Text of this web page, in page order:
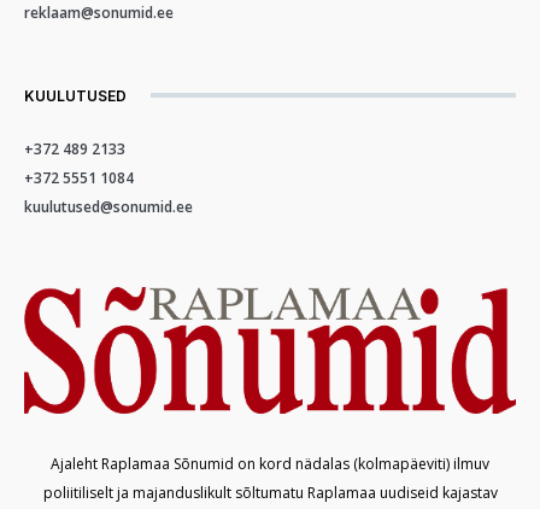
reklaam@sonumid.ee
KUULUTUSED
+372 489 2133
+372 5551 1084
kuulutused@sonumid.ee
Ajaleht Raplamaa Sõnumid on kord nädalas (kolmapäeviti) ilmuv
poliitiliselt ja majanduslikult sõltumatu Raplamaa uudiseid kajastav